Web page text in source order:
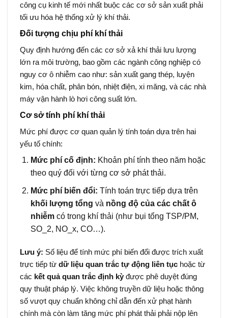
công cụ kinh tế mới nhất buộc các cơ sở sản xuất phải
tối ưu hóa hệ thống xử lý khí thải.
Đối tượng chịu phí khí thải
Quy định hướng đến các cơ sở xả khí thải lưu lượng
lớn ra môi trường, bao gồm các ngành công nghiệp có
nguy cơ ô nhiễm cao như: sản xuất gang thép, luyện
kim, hóa chất, phân bón, nhiệt điện, xi măng, và các nhà
máy vận hành lò hơi công suất lớn.
Cơ sở tính phí khí thải
Mức phí được cơ quan quản lý tính toán dựa trên hai
yếu tố chính:
Mức phí cố định: Khoản phí tính theo năm hoặc
theo quý đối với từng cơ sở phát thải.
Mức phí biến đổi: Tính toán trực tiếp dựa trên
khối lượng tổng và nồng độ của các chất ô
nhiễmcó trong khí thải (như bụi tổng TSP/PM,
SO_2, NO_x, CO…).
Lưu ý: Số liệu để tính mức phí biến đổi được trích xuất
trực tiếp từ dữ liệu quan trắc tự động liên tục hoặc từ
các kết quả quan trắc định kỳ được phê duyệt đúng
quy thuật pháp lý. Việc không truyền dữ liệu hoặc thông
số vượt quy chuẩn không chỉ dẫn đến xử phạt hành
chính mà còn làm tăng mức phí phát thải phải nộp lên